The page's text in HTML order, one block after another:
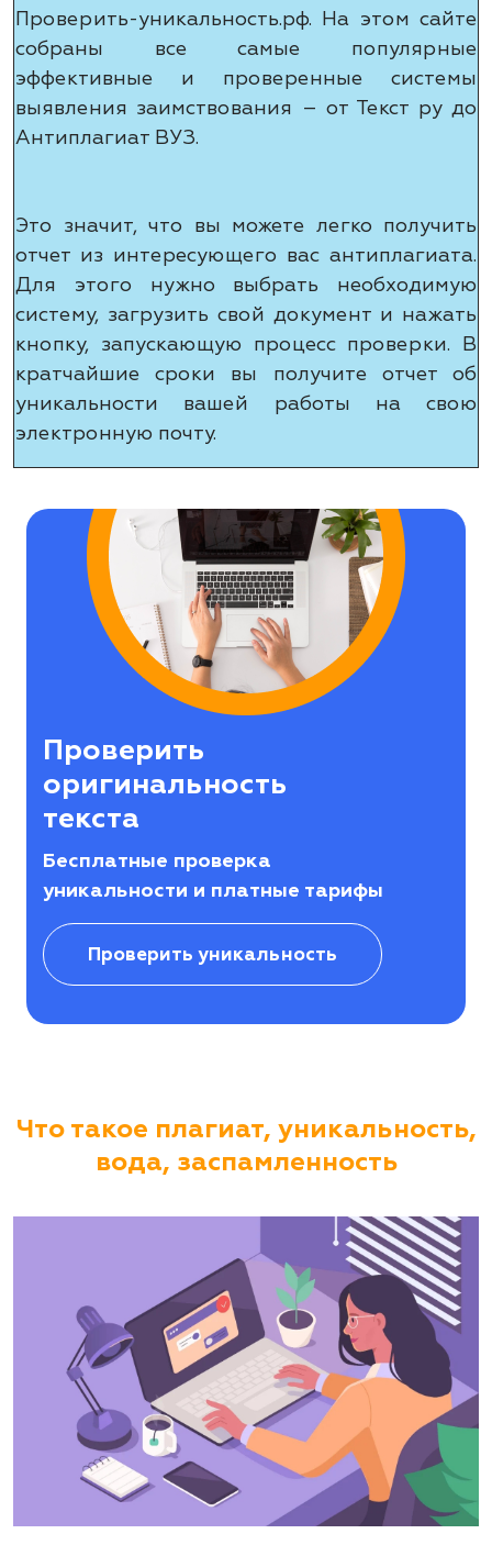
Проверить-уникальность.рф. На этом сайте
собраны все самые популярные
эффективные и проверенные системы
выявления заимствования – от Текст ру до
Антиплагиат ВУЗ.
Это значит, что вы можете легко получить
отчет из интересующего вас антиплагиата.
Для этого нужно выбрать необходимую
систему, загрузить свой документ и нажать
кнопку, запускающую процесс проверки. В
кратчайшие сроки вы получите отчет об
уникальности вашей работы на свою
электронную почту.
Проверить
оригинальность
текста
Бесплатные проверка
уникальности и платные тарифы
Проверить уникальность
Что такое плагиат, уникальность,
вода, заспамленность